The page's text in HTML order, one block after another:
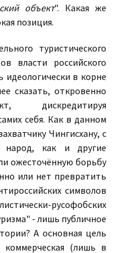
объект". Какая же
позиция.
туристического
власти российского
идеологически в корне
сказать, откровенно
, дискредитируя
себя. Как в данном
Чингисхану, с
народ, как и другие
ожесточённую борьбу
или нет превратить
символов
русофобских
- лишь публичное
А основная цель
коммерческая (лишь в